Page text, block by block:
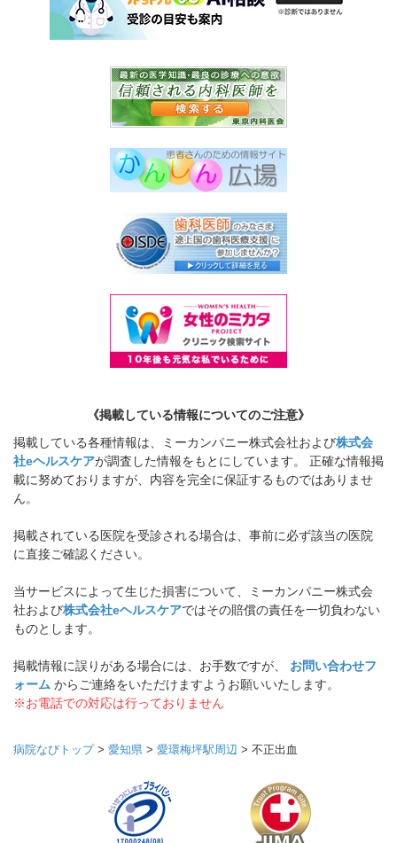
《掲載している情報についてのご注意》
掲載している各種情報は、ミーカンパニー株式会社および株式会
社eヘルスケアが調査した情報をもとにしています。 正確な情報掲
載に努めておりますが、内容を完全に保証するものではありませ
ん。
掲載されている医院を受診される場合は、事前に必ず該当の医院
に直接ご確認ください。
当サービスによって生じた損害について、ミーカンパニー株式会
社および株式会社eヘルスケアではその賠償の責任を一切負わない
ものとします。
掲載情報に誤りがある場合には、お手数ですが、 お問い合わせフ
ォーム からご連絡をいただけますようお願いいたします。
※お電話での対応は行っておりません
病院なびトップ> 愛知県 > 愛環梅坪駅周辺 > 不正出血